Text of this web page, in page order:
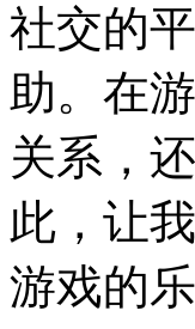
社交的
助。在
关系，
此，让
游戏的